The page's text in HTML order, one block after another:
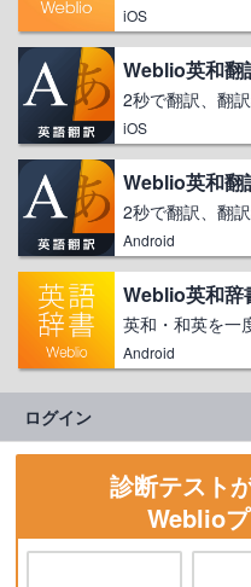
iOS
Weblio英和翻
2秒で翻訳、翻
iOS
Weblio英和翻
2秒で翻訳、翻
Android
Weblio英和辞
英和・和英を一
Android
ログイン
診断テスト
Weblio